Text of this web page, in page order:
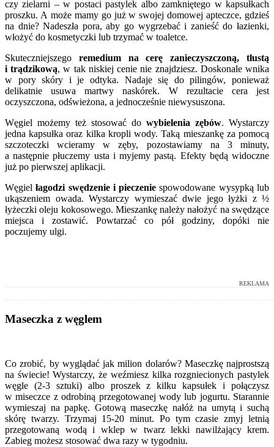
czy zielarni – w postaci pastylek albo zamkniętego w kapsułkach
proszku. A może mamy go już w swojej domowej apteczce, gdzieś
na dnie? Nadeszła pora, aby go wygrzebać i zanieść do łazienki,
włożyć do kosmetyczki lub trzymać w toaletce.
Skuteczniejszego remedium na cerę zanieczyszczoną, tłustą
i trądzikową, w tak niskiej cenie nie znajdziesz. Doskonale wnika
w pory skóry i je odtyka. Nadaje się do pilingów, ponieważ
delikatnie usuwa martwy naskórek. W rezultacie cera jest
oczyszczona, odświeżona, a jednocześnie niewysuszona.
Węgiel możemy też stosować do wybielenia zębów. Wystarczy
jedna kapsułka oraz kilka kropli wody. Taką mieszankę za pomocą
szczoteczki wcieramy w zęby, pozostawiamy na 3 minuty,
a następnie płuczemy usta i myjemy pastą. Efekty będą widoczne
już po pierwszej aplikacji.
Węgielłagodzi swędzenie i pieczenie spowodowane wysypką lub
ukąszeniem owada. Wystarczy wymieszać dwie jego łyżki z ½
łyżeczki oleju kokosowego. Mieszankę należy nałożyć na swędzące
miejsca i zostawić. Powtarzać co pół godziny, dopóki nie
poczujemy ulgi.
REKLAMA
Maseczka z węglem
Co zrobić, by wyglądać jak milion dolarów? Maseczkę najprostszą
na świecie! Wystarczy, że weźmiesz kilka rozgniecionych pastylek
węgle (2-3 sztuki) albo proszek z kilku kapsułek i połączysz
w miseczce z odrobiną przegotowanej wody lub jogurtu. Starannie
wymieszaj na papkę. Gotową maseczkę nałóż na umytą i suchą
skórę twarzy. Trzymaj 15-20 minut. Po tym czasie zmyj letnią
przegotowaną wodą i wklep w twarz lekki nawilżający krem.
Zabieg możesz stosować dwa razy w tygodniu.